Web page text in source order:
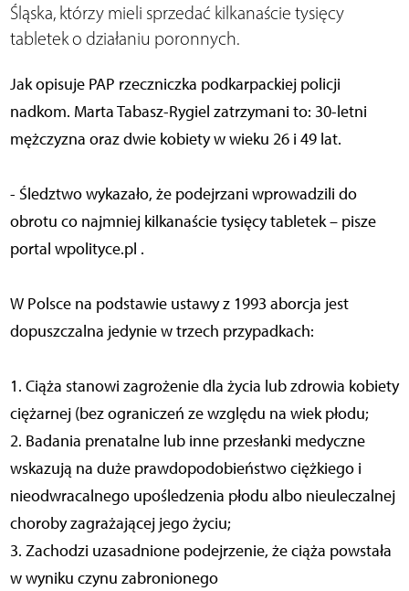
Śląska, którzy mieli sprzedać kilkanaście tysięcy
tabletek o działaniu poronnych.
Jak opisuje PAP rzeczniczka podkarpackiej policji
nadkom. Marta Tabasz-Rygiel zatrzymani to: 30-letni
mężczyzna oraz dwie kobiety w wieku 26 i 49 lat.
- Śledztwo wykazało, że podejrzani wprowadzili do
obrotu co najmniej kilkanaście tysięcy tabletek – pisze
portal wpolityce.pl .
W Polsce na podstawie ustawy z 1993 aborcja jest
dopuszczalna jedynie w trzech przypadkach:
1. Ciąża stanowi zagrożenie dla życia lub zdrowia kobiety
ciężarnej (bez ograniczeń ze względu na wiek płodu;
2. Badania prenatalne lub inne przesłanki medyczne
wskazują na duże prawdopodobieństwo ciężkiego i
nieodwracalnego upośledzenia płodu albo nieuleczalnej
choroby zagrażającej jego życiu;
3. Zachodzi uzasadnione podejrzenie, że ciąża powstała
w wyniku czynu zabronionego